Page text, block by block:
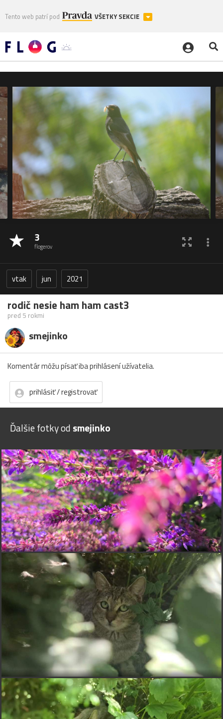
Tento web patrí pod VŠETKY SEKCIE
3
flogerov
vtak jun 2021
rodič nesie ham ham cast3
pred 5 rokmi
smejinko
Komentár môžu písať iba prihlásení užívatelia.
prihlásiť / registrovať
Ďalšie fotky od smejinko